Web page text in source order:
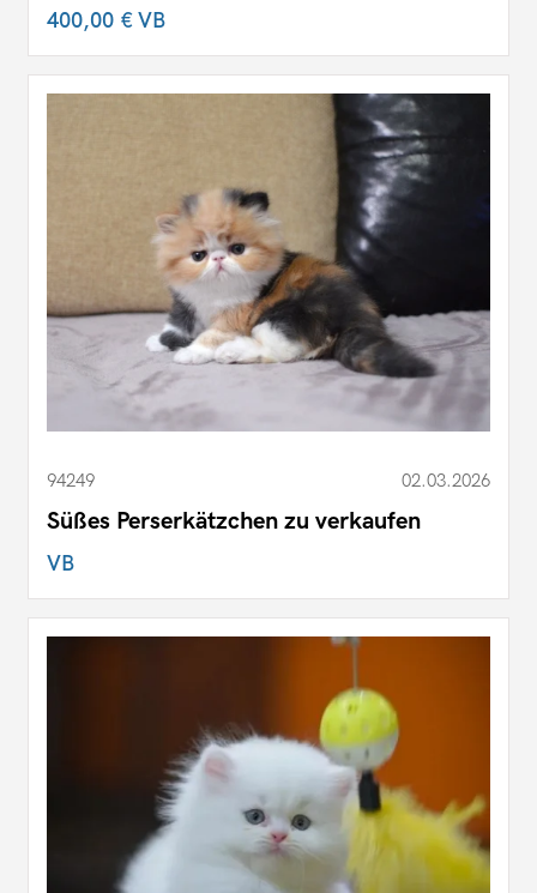
400,00 €VB
94249 02.03.2026
Süßes Perserkätzchen zu verkaufen
VB